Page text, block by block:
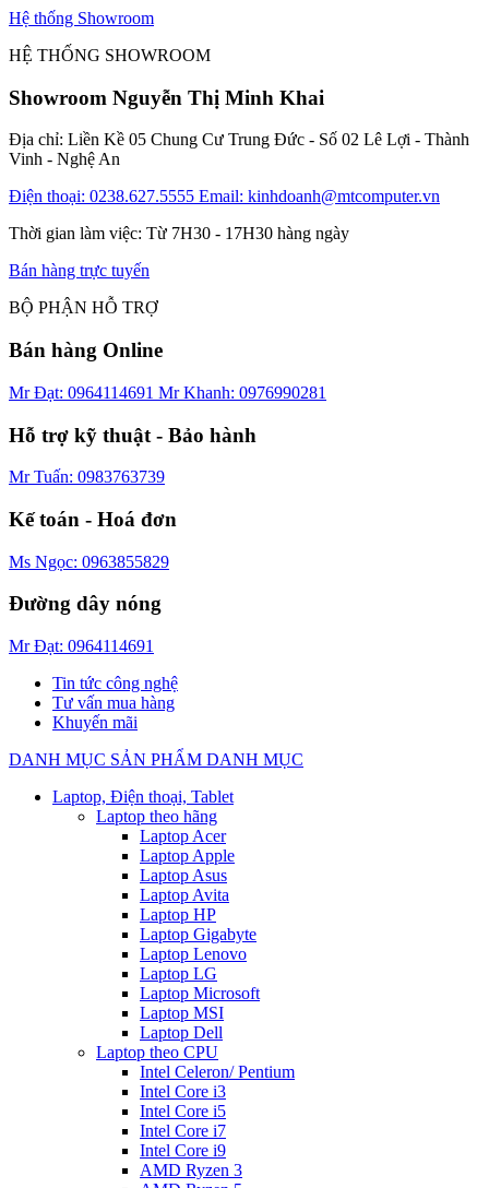
Hệ thống Showroom
HỆ THỐNG SHOWROOM
Showroom Nguyễn Thị Minh Khai
Địa chỉ: Liền Kề 05 Chung Cư Trung Đức - Số 02 Lê Lợi - Thành
Vinh - Nghệ An
Điện thoại: 0238.627.5555 Email: kinhdoanh@mtcomputer.vn
Thời gian làm việc: Từ 7H30 - 17H30 hàng ngày
Bán hàng trực tuyến
BỘ PHẬN HỖ TRỢ
Bán hàng Online
Mr Đạt: 0964114691 Mr Khanh: 0976990281
Hỗ trợ kỹ thuật - Bảo hành
Mr Tuấn: 0983763739
Kế toán - Hoá đơn
Ms Ngọc: 0963855829
Đường dây nóng
Mr Đạt: 0964114691
Tin tức công nghệ
Tư vấn mua hàng
Khuyến mãi
DANH MỤC SẢN PHẨM DANH MỤC
Laptop, Điện thoại, Tablet
Laptop theo hãng
Laptop Acer
Laptop Apple
Laptop Asus
Laptop Avita
Laptop HP
Laptop Gigabyte
Laptop Lenovo
Laptop LG
Laptop Microsoft
Laptop MSI
Laptop Dell
Laptop theo CPU
Intel Celeron/ Pentium
Intel Core i3
Intel Core i5
Intel Core i7
Intel Core i9
AMD Ryzen 3